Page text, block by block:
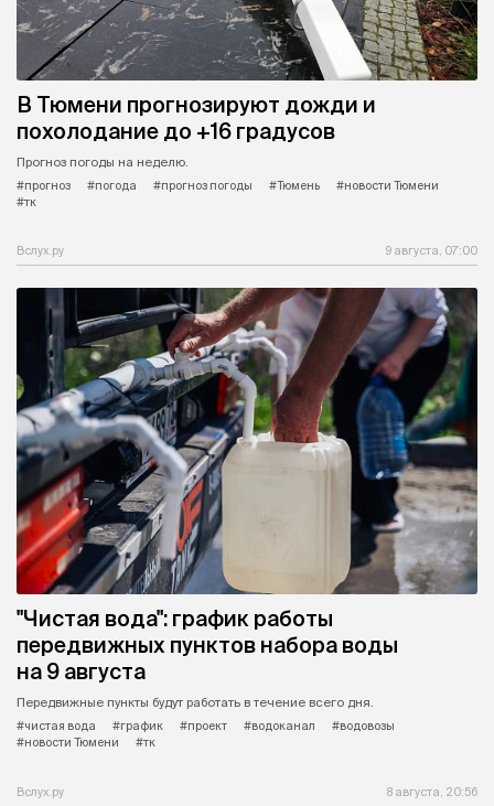
В Тюмени прогнозируют дожди и
похолодание до +16 градусов
Прогноз погоды на неделю.
#прогноз
#погода #прогноз погоды #Тюмень
#новости Тюмени
#тк
Вслух.ру 9 августа, 07:00
"Чистая вода": график работы
передвижных пунктов набора воды
на 9 августа
Передвижные пункты будут работать в течение всего дня.
#чистая вода
#график #проект #водоканал
#водовозы
#новости Тюмени
#тк
Вслух.ру 8 августа, 20:56